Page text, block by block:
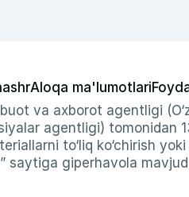
Aloqa ma'lumotlari
va axborot agentligi
agentligi)
to‘liq ko‘chirish
saytiga giperhavola